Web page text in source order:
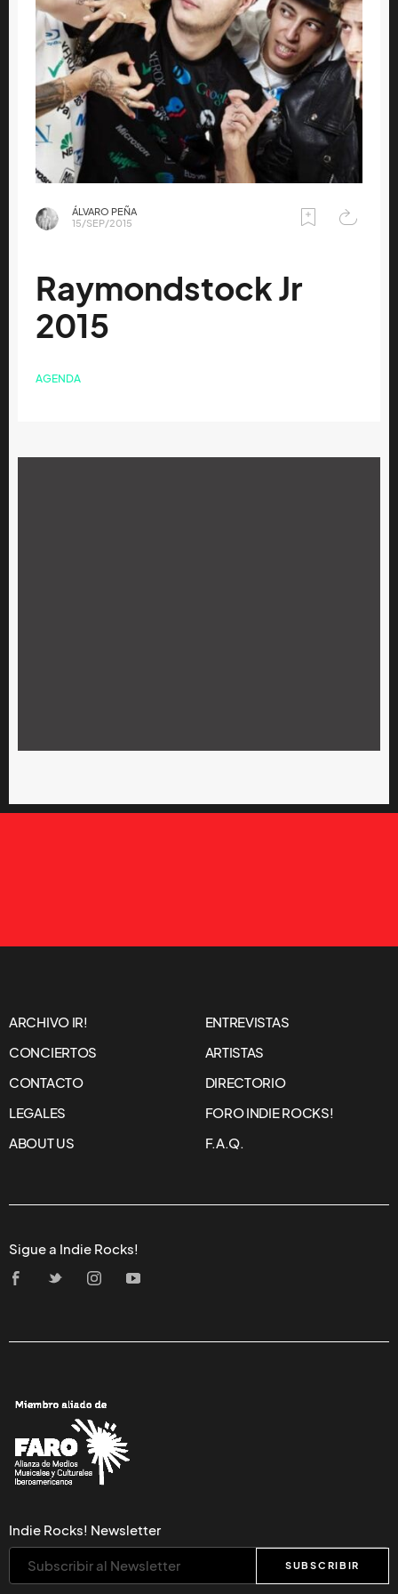
ÁLVARO PEÑA
15/SEP/2015
Raymondstock Jr
2015
AGENDA
ARCHIVO IR!
ENTREVISTAS
CONCIERTOS
ARTISTAS
CONTACTO
DIRECTORIO
LEGALES
FORO INDIE ROCKS!
ABOUT US
F.A.Q.
Sigue a Indie Rocks!
Indie Rocks! Newsletter